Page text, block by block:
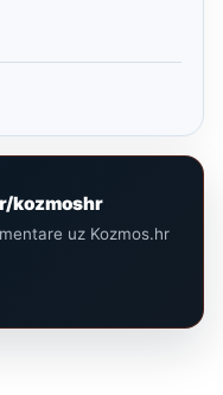
kozmoshr
uz Kozmos.hr